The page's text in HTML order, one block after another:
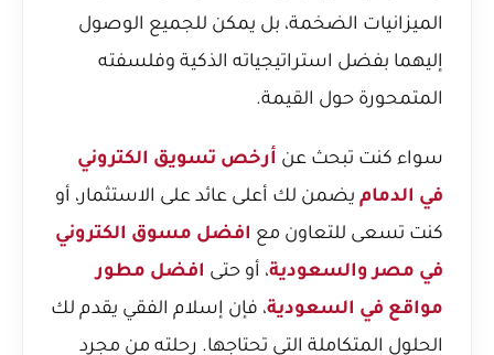
الميزانيات الضخمة، بل يمكن للجميع الوصول
إليهما بفضل استراتيجياته الذكية وفلسفته
المتمحورة حول القيمة.
سواء كنت تبحث عن أرخص تسويق الكتروني
في الدمام يضمن لك أعلى عائد على الاستثمار، أو
كنت تسعى للتعاون مع افضل مسوق الكتروني
في مصر والسعودية، أو حتى افضل مطور
مواقع في السعودية، فإن إسلام الفقي يقدم لك
الحلول المتكاملة التي تحتاجها. رحلته من مجرد